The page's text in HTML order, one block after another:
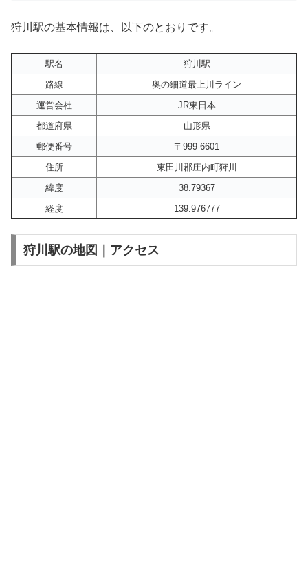
狩川駅の基本情報は、以下のとおりです。
駅名
狩川駅
路線
奥の細道最上川ライン
運営会社
JR東日本
都道府県
山形県
郵便番号
〒999-6601
住所
東田川郡庄内町狩川
緯度
38.79367
経度
139.976777
狩川駅の地図｜アクセス